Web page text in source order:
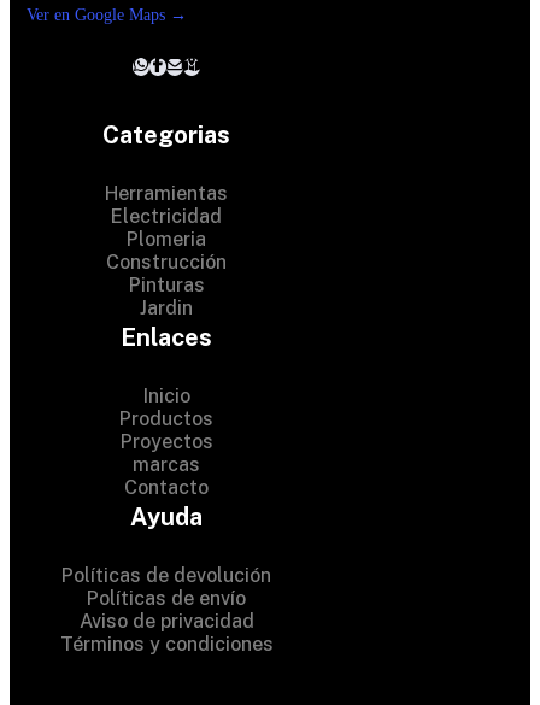
Ver en Google Maps →
Categorias
Herramientas
Electricidad
Plomeria
Construcción
Pinturas
Jardin
Enlaces
Inicio
Productos
Proyectos
marcas
Contacto
Ayuda
Políticas de devolución
Políticas de envío
Aviso de privacidad
Términos y condiciones